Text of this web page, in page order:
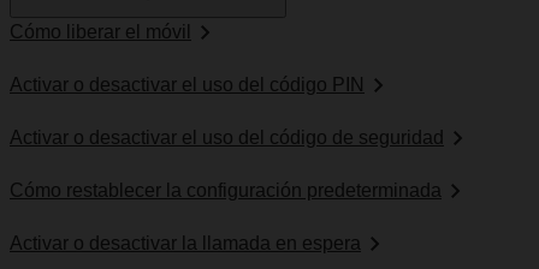
Cómo liberar el móvil
Activar o desactivar el uso del código PIN
Activar o desactivar el uso del código de seguridad
Cómo restablecer la configuración predeterminada
Activar o desactivar la llamada en espera